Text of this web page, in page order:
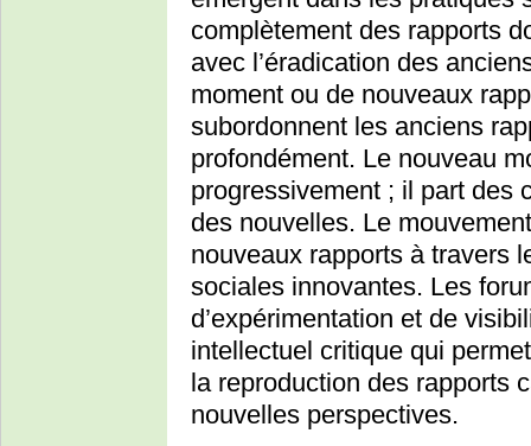
complètement des rapports
avec l’éradication des
moment ou de nouveaux
subordonnent les anciens
profondément. Le nouveau
progressivement ; il part des
des nouvelles. Le
nouveaux rapports à travers
sociales innovantes. Les
d’expérimentation et de
intellectuel critique qui
la reproduction des rapports
nouvelles perspectives.